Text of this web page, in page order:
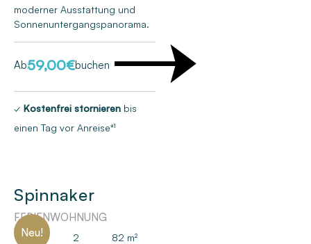
moderner Ausstattung und
Sonnenuntergangspanorama.
Ab59,00€buchen
✓ Kostenfrei stornieren bis
einen Tag vor Anreise*¹
Neu!
Spinnaker
FERIENWOHNUNG
4
2
82 m²